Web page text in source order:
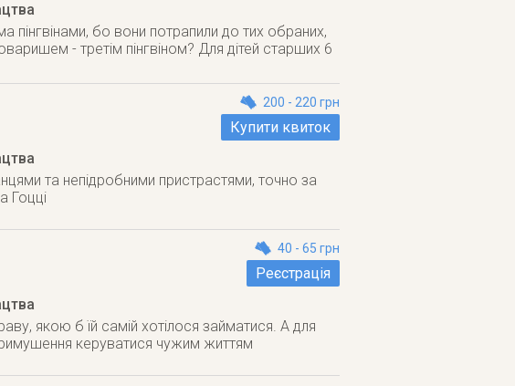
бо вони потрапили до тих обраних,
- третім пінгвіном? Для дітей старших 6
200 - 220 грн
Купити квиток
та непідробними пристрастями, точно за
Гоцці
40 - 65 грн
Реєстрація
якою б їй самій хотілося займатися. А для
керуватися чужим життям